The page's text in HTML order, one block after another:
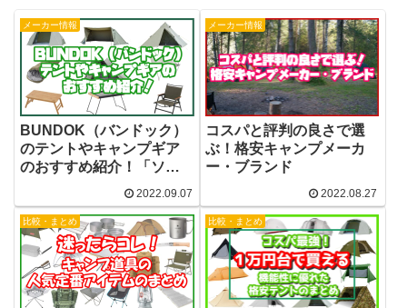
メーカー情報
BUNDOK（バンドック）
のテントやキャンプギア
のおすすめ紹介！「ソロ
ドーム」「ソロベース」
「ソロティピー」など
2022.09.07
メーカー情報
コスパと評判の良さで選
ぶ！格安キャンプメーカ
ー・ブランド
2022.08.27
比較・まとめ 比較・まとめ